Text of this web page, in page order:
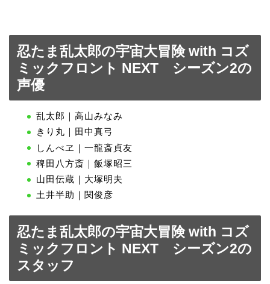
忍たま乱太郎の宇宙大冒険 with コズ
ミックフロント NEXT シーズン2の
声優
乱太郎｜高山みなみ
きり丸｜田中真弓
しんべヱ｜一龍斎貞友
稗田八方斎｜飯塚昭三
山田伝蔵｜大塚明夫
土井半助｜関俊彦
忍たま乱太郎の宇宙大冒険 with コズ
ミックフロント NEXT シーズン2の
スタッフ